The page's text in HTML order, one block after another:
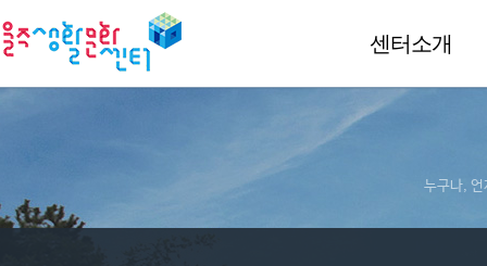
센터소개
누구나, 언